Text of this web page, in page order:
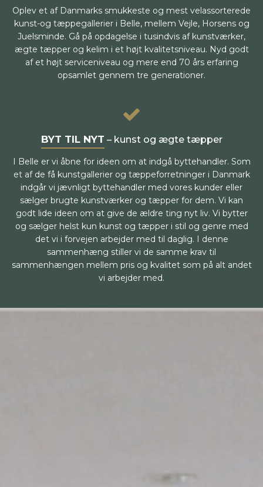
Oplev et af Danmarks smukkeste og mest velassorterede
kunst-og tæppegallerier i Belle, mellem Vejle, Horsens og
Juelsminde. Gå på opdagelse i tusindvis af kunstværker,
ægte tæpper og kelim i et højt kvalitetsniveau. Nyd godt
af et højt serviceniveau og mere end 70 års erfaring
opsamlet gennem tre generationer.
BYT TIL NYT – kunst og ægte tæpper
I Belle er vi åbne for ideen om at indgå byttehandler. Som
et af de få kunstgallerier og tæppeforretninger i Danmark
indgår vi jævnligt byttehandler med vores kunder eller
sælger brugte kunstværker og tæpper for dem. Vi kan
godt lide ideen om at give de ældre ting nyt liv. Vi bytter
og sælger helst kun kunst og tæpper i stil og genre med
det vi i forvejen arbejder med til daglig. I denne
sammenhæng stiller vi de samme krav til
sammenhængen mellem pris og kvalitet som på alt andet
vi arbejder med.